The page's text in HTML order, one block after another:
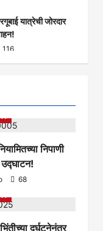
यात्रेची जोरदार
116
निपाणी
68निपाणी परिसर
दुर्घटनेनंतर